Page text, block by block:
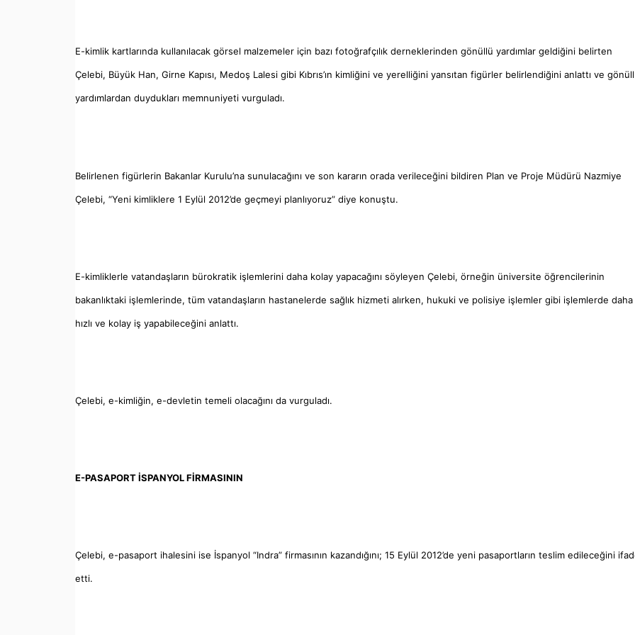
E-kimlik kartlarında kullanılacak görsel malzemeler için bazı fotoğrafçılık derneklerinden gönüllü yardımlar geldiğini belirten
Çelebi, Büyük Han, Girne Kapısı, Medoş Lalesi gibi Kıbrıs’ın kimliğini ve yerelliğini yansıtan figürler belirlendiğini anlattı ve
yardımlardan duydukları memnuniyeti vurguladı.
Belirlenen figürlerin Bakanlar Kurulu’na sunulacağını ve son kararın orada verileceğini bildiren Plan ve Proje Müdürü Nazmiye
Çelebi, “Yeni kimliklere 1 Eylül 2012’de geçmeyi planlıyoruz” diye konuştu.
E-kimliklerle vatandaşların bürokratik işlemlerini daha kolay yapacağını söyleyen Çelebi, örneğin üniversite öğrencilerinin
bakanlıktaki işlemlerinde, tüm vatandaşların hastanelerde sağlık hizmeti alırken, hukuki ve polisiye işlemler gibi işlemlerde daha
hızlı ve kolay iş yapabileceğini anlattı.
Çelebi, e-kimliğin, e-devletin temeli olacağını da vurguladı.
E-PASAPORT İSPANYOL FİRMASININ
Çelebi, e-pasaport ihalesini ise İspanyol “Indra” firmasının kazandığını; 15 Eylül 2012’de yeni pasaportların teslim edileceğini
etti.